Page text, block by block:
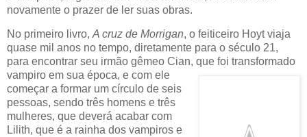
novamente o prazer de ler suas obras.
No primeiro livro,A cruz de Morrigan, o feiticeiro Hoyt viaja
quase mil anos no tempo, diretamente para o século 21,
para encontrar seu irmão gêmeo Cian, que foi transformado
vampiro em sua época, e com ele
começar a formar um círculo de seis
pessoas, sendo três homens e três
mulheres, que deverá acabar com
Lilith, que é a rainha dos vampiros e